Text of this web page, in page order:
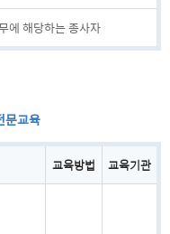
에 해당하는 종사자
문교육
문교육 안내
교육방법 교육기관